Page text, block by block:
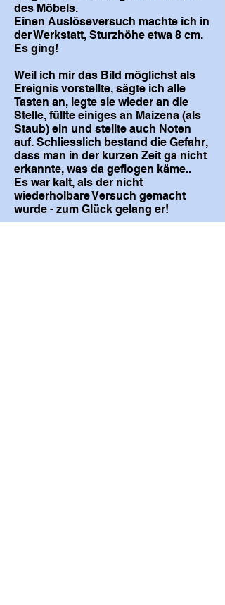
des Möbels.
Einen Auslöseversuch machte ich in
der Werkstatt, Sturzhöhe etwa 8 cm.
Es ging!
Weil ich mir das Bild möglichst als
Ereignis vorstellte, sägte ich alle
Tasten an, legte sie wieder an die
Stelle, füllte einiges an Maizena (als
Staub) ein und stellte auch Noten
auf. Schliesslich bestand die Gefahr,
dass man in der kurzen Zeit ga nicht
erkannte, was da geflogen käme..
Es war kalt, als der nicht
wiederholbare Versuch gemacht
wurde - zum Glück gelang er!